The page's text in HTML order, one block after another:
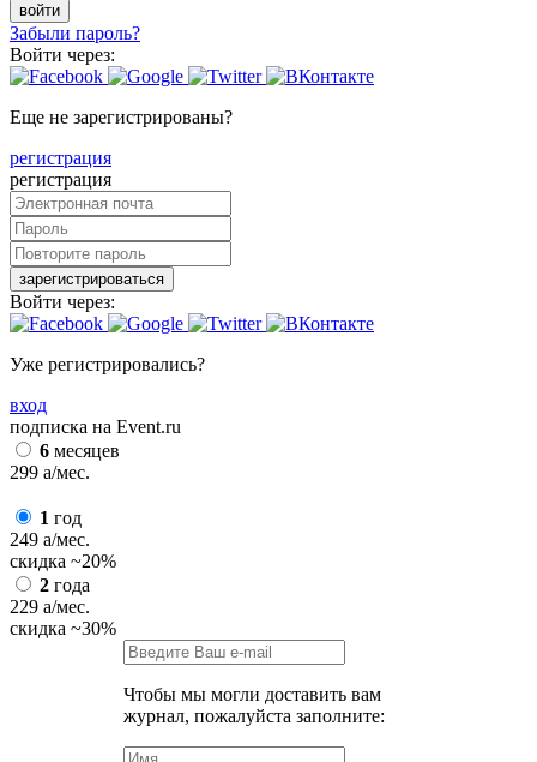
войти
Забыли пароль?
Войти через:
Еще не зарегистрированы?
регистрация
регистрация
зарегистрироваться
Войти через:
Уже регистрировались?
вход
подписка на Event.ru
6 месяцев
299 a/мес.
1 год
249 a/мес.
скидка ~20%
2 года
229 a/мес.
скидка ~30%
Чтобы мы могли доставить вам
журнал, пожалуйста заполните: